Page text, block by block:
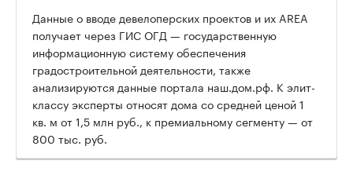
Данные о вводе девелоперских проектов и их AREA
получает через ГИС ОГД — государственную
информационную систему обеспечения
градостроительной деятельности, также
анализируются данные портала наш.дом.рф. К элит-
классу эксперты относят дома со средней ценой 1
кв. м от 1,5 млн руб., к премиальному сегменту — от
800 тыс. руб.